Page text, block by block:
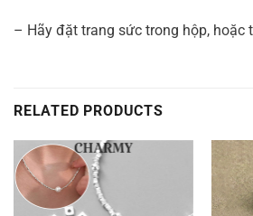
– Hãy đặt trang sức trong hộp, hoặc
RELATED PRODUCTS